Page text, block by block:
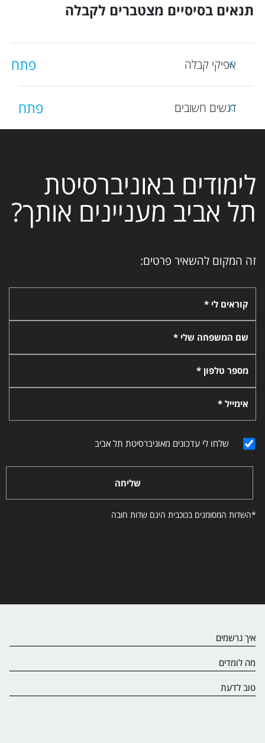
תנאים בסיסיים מצטברים לקבלה
אפיקי קבלה פתח
דגשים חשובים פתח
לימודים באוניברסיטת
תל אביב מעניינים אותך?
זה המקום להשאיר פרטים:
קוראים לי *
שם המשפחה שלי *
מספר טלפון *
אימייל *
שלחו לי עדכונים מאוניברסיטת תל אביב
שליחה
*השדות המסומנים בכוכבית הינם שדות חובה
איך נרשמים
מה לומדים
טוב לדעת